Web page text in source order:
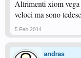
Altrimenti xiom
veloci ma sono
5 Feb 2014
andras